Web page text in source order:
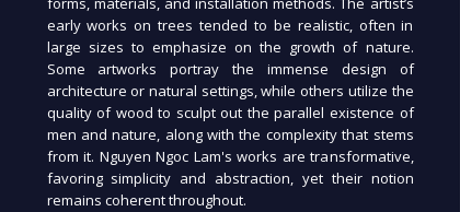
early works on trees tended to be realistic, often in
large sizes to emphasize on the growth of nature.
Some artworks portray the immense design of
architecture or natural settings, while others utilize the
quality of wood to sculpt out the parallel existence of
men and nature, along with the complexity that stems
from it. Nguyen Ngoc Lam's works are transformative,
favoring simplicity and abstraction, yet their notion
remains coherent throughout.